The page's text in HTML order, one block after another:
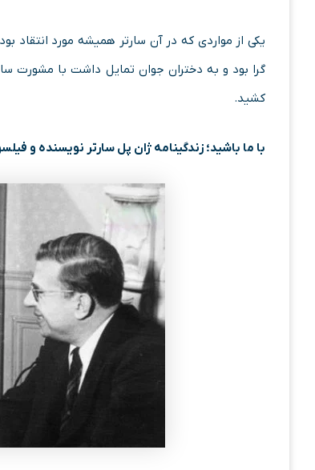
یکی از مواردی که در آن سارتر همیشه مورد انتقاد
گرا بود و به دختران جوان تمایل داشت با مشورت
‌کشید.
با ما باشید؛ زندگینامه ژان پل سارتر نویسنده و